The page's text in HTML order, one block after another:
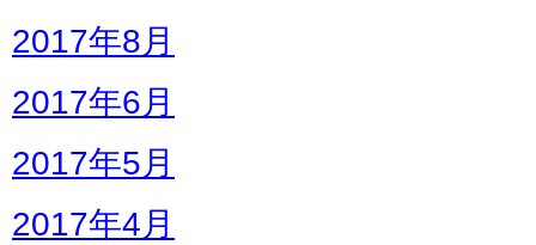
2017年8月
2017年6月
2017年5月
2017年4月